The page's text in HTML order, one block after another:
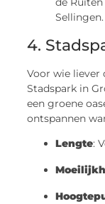
Sellingen.
4.
Voor wie
Stadspark in
een groene
ontspannen
Lengte: